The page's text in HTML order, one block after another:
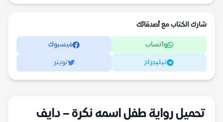
شارك الكتاب مع أصدقائك
واتساب فيسبوك
تيليجرام تويتر
تحميل رواية طفل اسمه نكرة – دايف